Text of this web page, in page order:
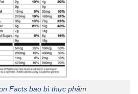
Facts bao bì thực phẩm